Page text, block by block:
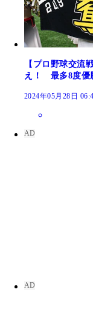
【プロ野球交流
え！ 最多8度優
2024年05月28日